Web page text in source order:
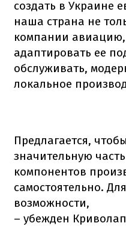
создать в Украине
наша страна не
компании
адаптировать ее
обслуживать,
локальное
Предлагается,
значительную
компонентов
самостоятельно.
возможности,
– убежден